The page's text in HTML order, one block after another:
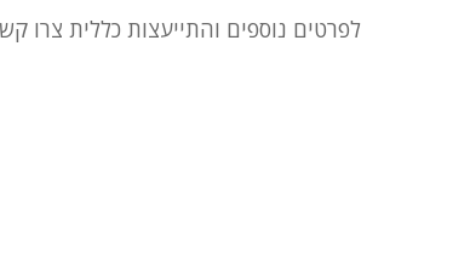
לפרטים נוספים והתייעצות כללית צרו